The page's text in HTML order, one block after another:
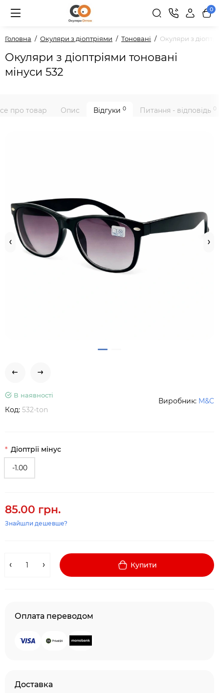
0
Головна Окуляри з діоптріями Тоновані Окуляри з
Окуляри з діоптріями тоновані
мінуси 532
про товар Опис Відгуки 0 Питання - відповідь 0
В наявності
Код: 532-ton
Виробник: M&C
Діоптрії мiнус
-1.00
85.00 грн.
Знайшли дешевше?
Купити
Оплата переводом
Доставка